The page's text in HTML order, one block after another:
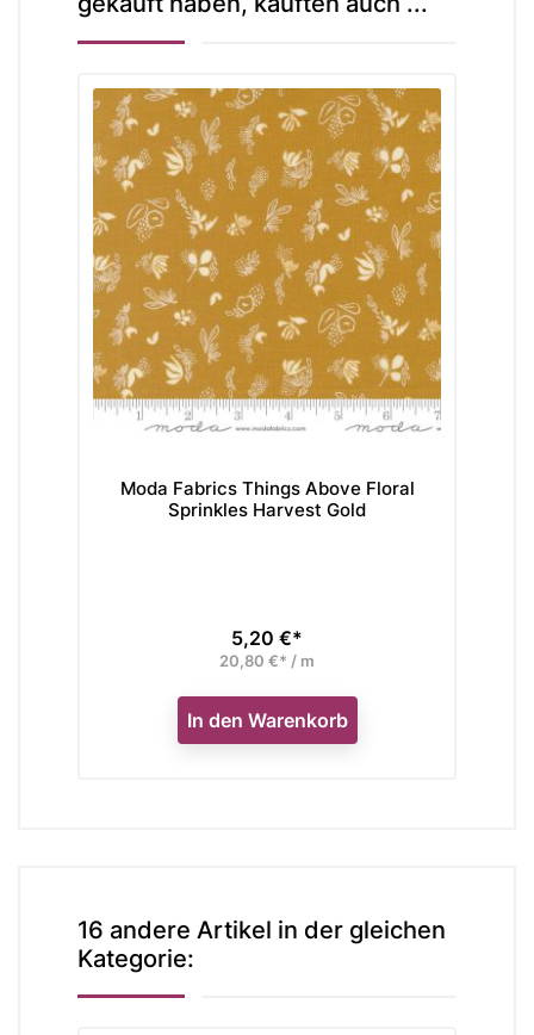
Moda Fabrics Things Above Floral
Sprinkles Harvest Gold
Preis
5,20 €*
20,80 €* / m
In den Warenkorb
16 andere Artikel in der gleichen
Kategorie: